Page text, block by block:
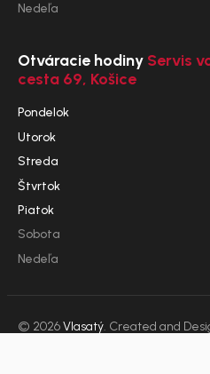
Nedeľa
Otváracie hodiny Servis
cesta 69, Košice
Pondelok
Utorok
Streda
Štvrtok
Piatok
Sobota
Nedeľa
© 2026Vlasatý. Created and